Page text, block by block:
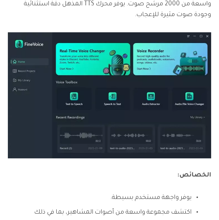
واسعة من 2000 مرشح صوت. يوفر محرك TTS المذهل دقة استثنائية
وجودة صوت مثيرة للإعجاب.
الخصائص:
يوفر واجهة مستخدم بسيطة.
اكتشف مجموعة واسعة من أصوات المشاهير، بما في ذلك